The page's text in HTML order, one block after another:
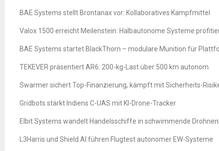
BAE Systems stellt Brontanax vor: Kollaboratives Kampfmittel
Valox 1500 erreicht Meilenstein: Halbautonome Systeme
BAE Systems startet BlackThorn – modulare Munition für
TEKEVER präsentiert AR6: 200-kg-Last über 500 km autonom
Swarmer sichert Top-Finanzierung, kämpft mit Sicherheits-
Gridbots stärkt Indiens C-UAS mit KI-Drone-Tracker
Elbit Systems wandelt Handelsschiffe in schwimmende
L3Harris und Shield AI führen Flugtest autonomer EW-Systeme